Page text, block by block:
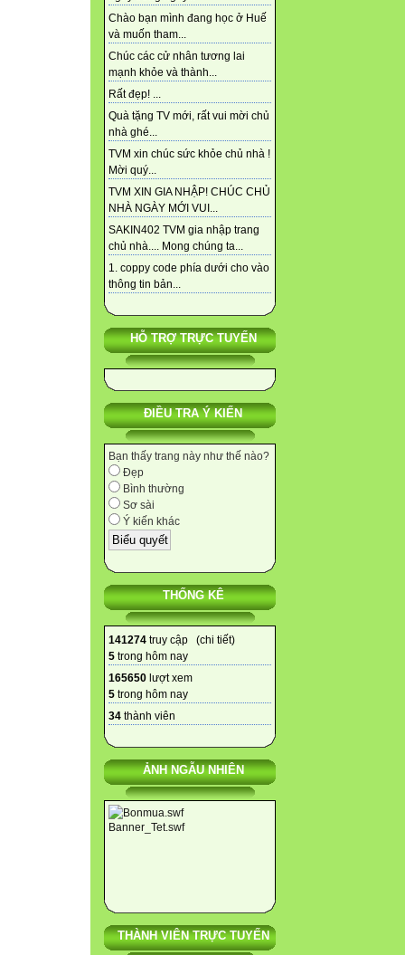
Chào bạn mình đang học ở Huế
và muốn tham...
Chúc các cử nhân tương lai
mạnh khỏe và thành...
Rất đẹp! ...
Quà tặng TV mới, rất vui mời chủ
nhà ghé...
TVM xin chúc sức khỏe chủ nhà !
Mời quý...
TVM XIN GIA NHẬP! CHÚC CHỦ
NHÀ NGÀY MỚI VUI...
SAKIN402 TVM gia nhập trang
chủ nhà.... Mong chúng ta...
1. coppy code phía dưới cho vào
thông tin bản...
HỖ TRỢ TRỰC TUYẾN
ĐIỀU TRA Ý KIẾN
Bạn thấy trang này như thế nào?
Đẹp
Bình thường
Sơ sài
Ý kiến khác
THỐNG KÊ
141274 truy cập (chi tiết)
5 trong hôm nay
165650 lượt xem
5 trong hôm nay
34 thành viên
ẢNH NGẪU NHIÊN
THÀNH VIÊN TRỰC TUYẾN